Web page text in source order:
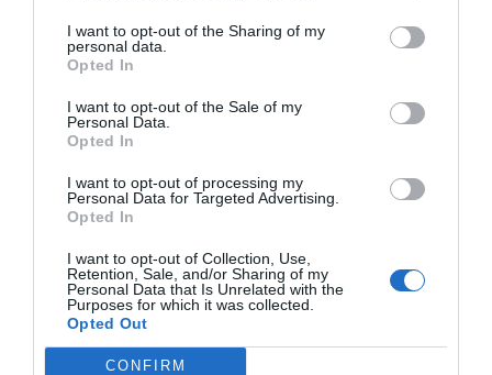
I want to opt-out of the Sharing of my
personal data.
Opted In
I want to opt-out of the Sale of my
Personal Data.
Opted In
I want to opt-out of processing my
Personal Data for Targeted Advertising.
Opted In
I want to opt-out of Collection, Use,
Retention, Sale, and/or Sharing of my
Personal Data that Is Unrelated with the
Purposes for which it was collected.
Opted Out
CONFIRM